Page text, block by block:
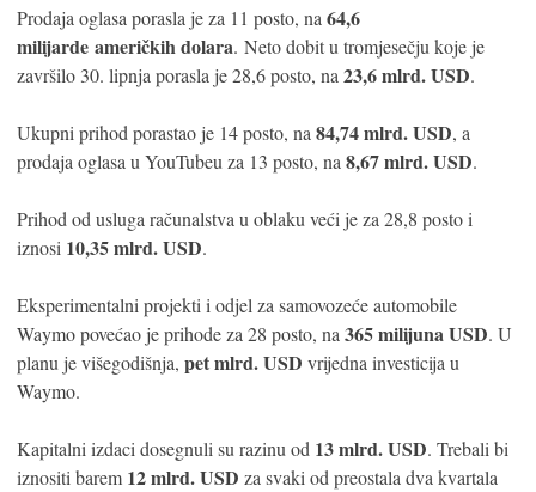
Prodaja oglasa porasla je za 11 posto, na 64,6
milijarde američkih dolara. Neto dobit u tromjesečju koje je
završilo 30. lipnja porasla je 28,6 posto, na 23,6 mlrd. USD.
Ukupni prihod porastao je 14 posto, na 84,74 mlrd. USD, a
prodaja oglasa u YouTubeu za 13 posto, na 8,67 mlrd. USD.
Prihod od usluga računalstva u oblaku veći je za 28,8 posto i
iznosi 10,35 mlrd. USD.
Eksperimentalni projekti i odjel za samovozeće automobile
Waymo povećao je prihode za 28 posto, na 365 milijuna USD. U
planu je višegodišnja, pet mlrd. USD vrijedna investicija u
Waymo.
Kapitalni izdaci dosegnuli su razinu od 13 mlrd. USD. Trebali bi
iznositi barem 12 mlrd. USD za svaki od preostala dva kvartala